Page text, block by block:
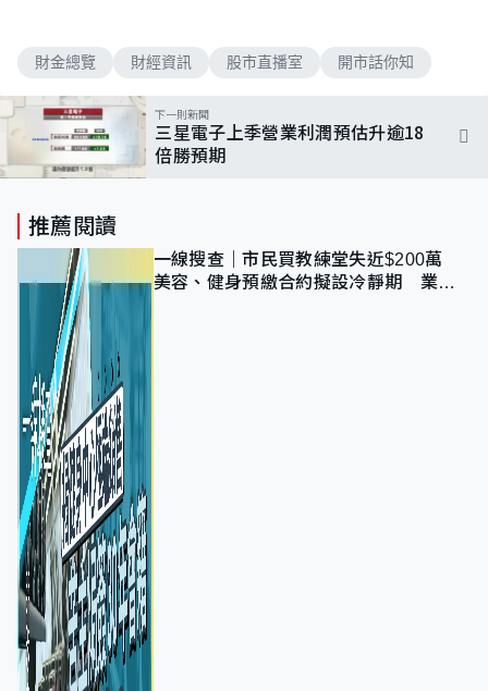
財金總覽 財經資訊 股市直播室 開市話你知
下一則新聞
三星電子上季營業利潤預估升逾18
倍勝預期
推薦閱讀
一線搜查｜市民買教練堂失近$200萬
美容、健身預繳合約擬設冷靜期 業界